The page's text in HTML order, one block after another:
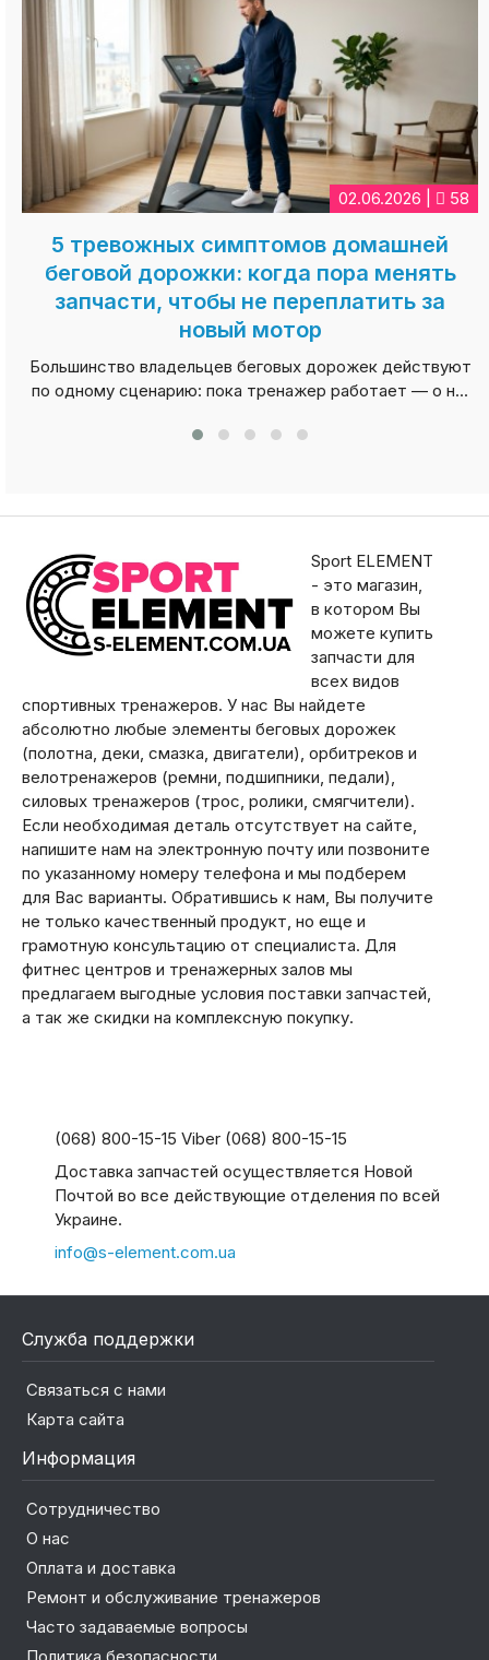
02.06.2026 | 84
Какая смазка нужна для беговой
дорожки и как правильно её наносить:
полная инструкция по уходу
Большинство владельцев беговых дорожек вспоминают
о техническом обслуживании только тогда, когда ...
Sport ELEMENT
- это магазин,
в котором Вы
можете купить
запчасти для
всех видов
спортивных тренажеров. У нас Вы найдете
абсолютно любые элементы беговых дорожек
(полотна, деки, смазка, двигатели), орбитреков и
велотренажеров (ремни, подшипники, педали),
силовых тренажеров (трос, ролики, смягчители).
Если необходимая деталь отсутствует на сайте,
напишите нам на электронную почту или позвоните
по указанному номеру телефона и мы подберем
для Вас варианты. Обратившись к нам, Вы получите
не только качественный продукт, но еще и
грамотную консультацию от специалиста. Для
фитнес центров и тренажерных залов мы
предлагаем выгодные условия поставки запчастей,
а так же скидки на комплексную покупку.
(068) 800-15-15 Viber (068) 800-15-15
Доставка запчастей осуществляется Новой
Почтой во все действующие отделения по всей
Украине.
info@s-element.com.ua
Служба поддержки
Связаться с нами
Карта сайта
Информация
Сотрудничество
О нас
Оплата и доставка
Ремонт и обслуживание тренажеров
Часто задаваемые вопросы